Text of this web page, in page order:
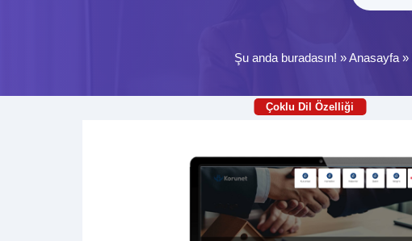
Şu anda buradasın! »Anasayfa »
Çoklu Dil Özelliği